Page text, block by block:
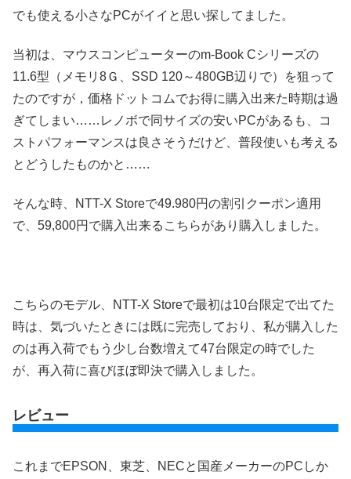
でも使える小さなPCがイイと思い探してました。
当初は、マウスコンピューターのm-Book Cシリーズの
11.6型（メモリ8Ｇ、SSD 120～480GB辺りで）を狙って
たのですが，価格ドットコムでお得に購入出来た時期は過
ぎてしまい……レノボで同サイズの安いPCがあるも、コ
ストパフォーマンスは良さそうだけど、普段使いも考える
とどうしたものかと……
そんな時、NTT-X Storeで49.980円の割引クーポン適用
で、59,800円で購入出来るこちらがあり購入しました。
こちらのモデル、NTT-X Storeで最初は10台限定で出てた
時は、気づいたときには既に完売しており、私が購入した
のは再入荷でもう少し台数増えて47台限定の時でした
が、再入荷に喜びほぼ即決で購入しました。
レビュー
これまでEPSON、東芝、NECと国産メーカーのPCしか